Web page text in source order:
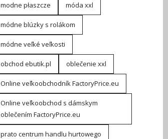
modne płaszcze móda xxl
módne blúzky s rolákom
módne veľké veľkosti
obchod ebutik.pl oblečenie xxl
Online veľkoobchodník FactoryPrice.eu
Online veľkoobchod s dámskym
oblečením FactoryPrice.eu
prato centrum handlu hurtowego